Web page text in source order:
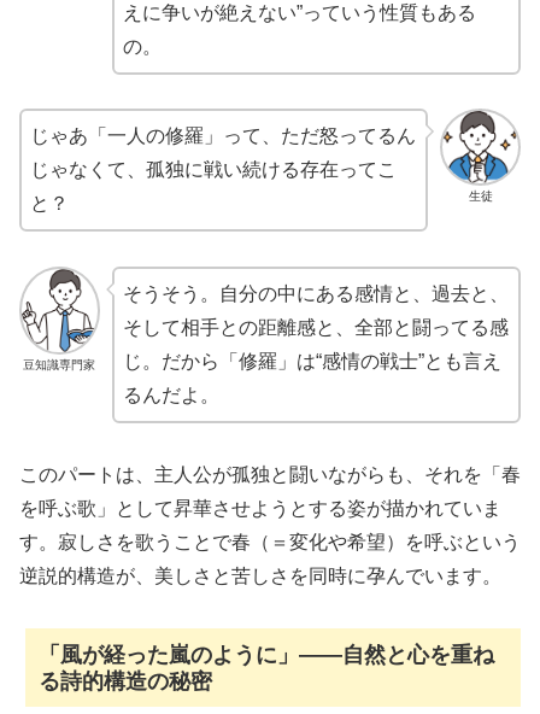
えに争いが絶えない”っていう性質もある
の。
生徒
じゃあ「一人の修羅」って、ただ怒ってるん
じゃなくて、孤独に戦い続ける存在ってこ
と？
豆知識専門家
そうそう。自分の中にある感情と、過去と、
そして相手との距離感と、全部と闘ってる感
じ。だから「修羅」は“感情の戦士”とも言え
るんだよ。
このパートは、主人公が孤独と闘いながらも、それを「春
を呼ぶ歌」として昇華させようとする姿が描かれていま
す。寂しさを歌うことで春（＝変化や希望）を呼ぶという
逆説的構造が、美しさと苦しさを同時に孕んでいます。
「風が経った嵐のように」――自然と心を重ね
る詩的構造の秘密